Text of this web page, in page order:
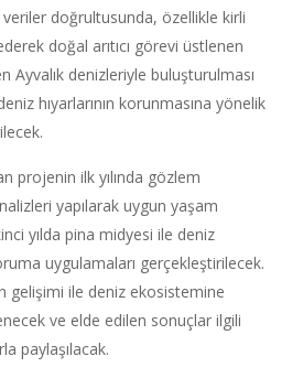
doğrultusunda, özellikle kirli
doğal arıtıcı görevi üstlenen
Ayvalık denizleriyle buluşturulması
hıyarlarının korunmasına yönelik
projenin ilk yılında gözlem
yapılarak uygun yaşam
yılda pina midyesi ile deniz
uygulamaları gerçekleştirilecek.
gelişimi ile deniz ekosistemine
ve elde edilen sonuçlar ilgili
paylaşılacak.